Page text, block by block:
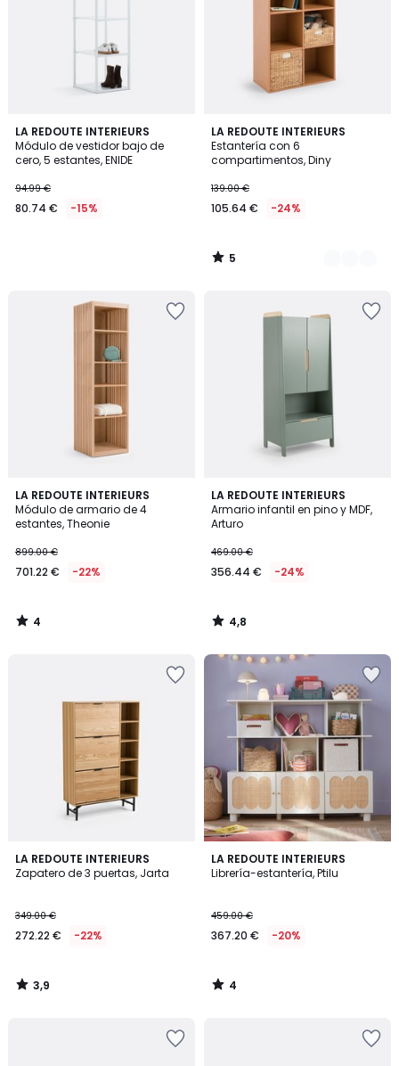
LA REDOUTE INTERIEURS
Módulo de vestidor bajo de
cero, 5 estantes, ENIDE
94.99 €
80.74 € -15%
LA REDOUTE INTERIEURS
Estantería con 6
compartimentos, Diny
139.00 €
105.64 € -24%
5
/
5
2
Colores
5
/
LA REDOUTE INTERIEURS
Módulo de armario de 4
estantes, Theonie
899.00 €
701.22 € -22%
4
/
5
4
/
LA REDOUTE INTERIEURS
Armario infantil en pino y MDF,
Arturo
469.00 €
356.44 € -24%
4,8
/ 5
4,8
/
LA REDOUTE INTERIEURS
Zapatero de 3 puertas, Jarta
349.00 €
272.22 € -22%
3,9
/ 5
3,9
/
LA REDOUTE INTERIEURS
Librería-estantería, Ptilu
459.00 €
367.20 € -20%
4
/
4
/